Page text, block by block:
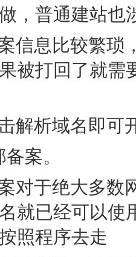
，普通建站也
信息比较繁琐
被打回了就需
解析域名即可
案。
对于绝大多数
就已经可以使
照程序去走